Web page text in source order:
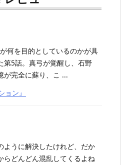
何を目的としているのかが具
第5話。真弓が覚醒し、石野
が完全に蘇り、こ ...
ョン』
ように解決したけれど、だか
らどんどん混乱してくるよね